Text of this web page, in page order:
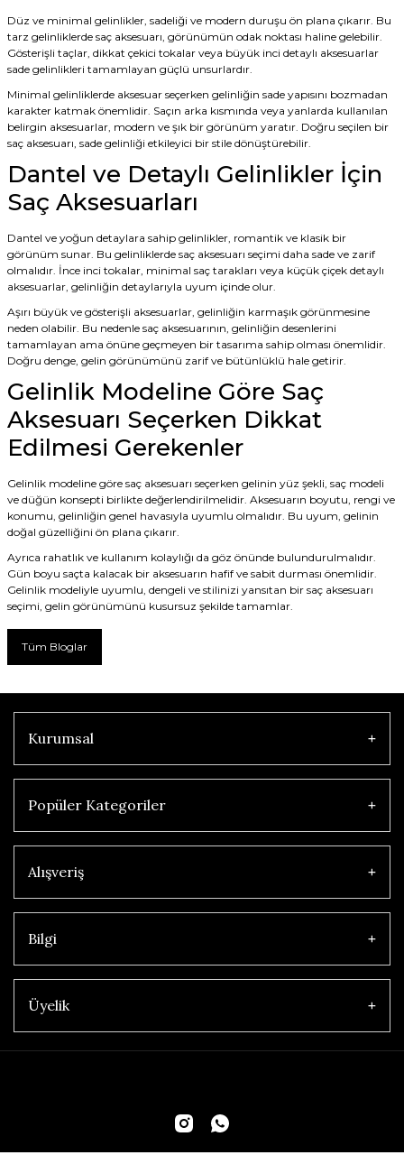
Düz ve minimal gelinlikler, sadeliği ve modern duruşu ön plana çıkarır. Bu
tarz gelinliklerde saç aksesuarı, görünümün odak noktası haline gelebilir.
Gösterişli taçlar, dikkat çekici tokalar veya büyük inci detaylı aksesuarlar
sade gelinlikleri tamamlayan güçlü unsurlardır.
Minimal gelinliklerde aksesuar seçerken gelinliğin sade yapısını bozmadan
karakter katmak önemlidir. Saçın arka kısmında veya yanlarda kullanılan
belirgin aksesuarlar, modern ve şık bir görünüm yaratır. Doğru seçilen bir
saç aksesuarı, sade gelinliği etkileyici bir stile dönüştürebilir.
Dantel ve Detaylı Gelinlikler İçin
Saç Aksesuarları
Dantel ve yoğun detaylara sahip gelinlikler, romantik ve klasik bir
görünüm sunar. Bu gelinliklerde saç aksesuarı seçimi daha sade ve zarif
olmalıdır. İnce inci tokalar, minimal saç tarakları veya küçük çiçek detaylı
aksesuarlar, gelinliğin detaylarıyla uyum içinde olur.
Aşırı büyük ve gösterişli aksesuarlar, gelinliğin karmaşık görünmesine
neden olabilir. Bu nedenle saç aksesuarının, gelinliğin desenlerini
tamamlayan ama önüne geçmeyen bir tasarıma sahip olması önemlidir.
Doğru denge, gelin görünümünü zarif ve bütünlüklü hale getirir.
Gelinlik Modeline Göre Saç
Aksesuarı Seçerken Dikkat
Edilmesi Gerekenler
Gelinlik modeline göre saç aksesuarı seçerken gelinin yüz şekli, saç modeli
ve düğün konsepti birlikte değerlendirilmelidir. Aksesuarın boyutu, rengi ve
konumu, gelinliğin genel havasıyla uyumlu olmalıdır. Bu uyum, gelinin
doğal güzelliğini ön plana çıkarır.
Ayrıca rahatlık ve kullanım kolaylığı da göz önünde bulundurulmalıdır.
Gün boyu saçta kalacak bir aksesuarın hafif ve sabit durması önemlidir.
Gelinlik modeliyle uyumlu, dengeli ve stilinizi yansıtan bir saç aksesuarı
seçimi, gelin görünümünü kusursuz şekilde tamamlar.
Tüm Bloglar
Kurumsal
Popüler Kategoriler
Alışveriş
Bilgi
Üyelik